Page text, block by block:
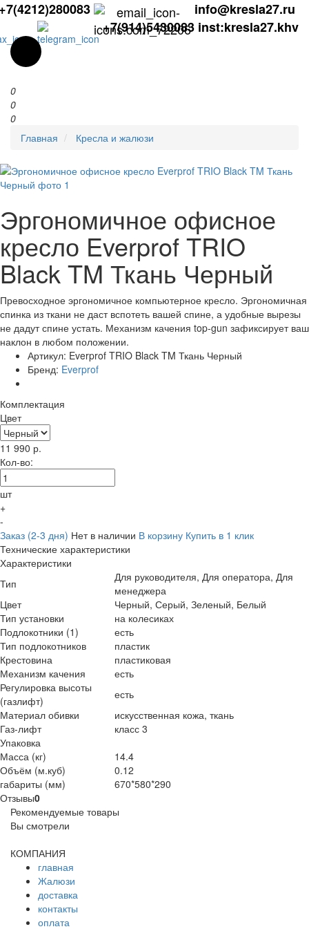
info@kresla27.ru
+7(914)5430083 inst:kresla27.khv
0
0
0
Главная
Кресла и жалюзи
Эргономичное офисное
кресло Everprof TRIO
Black TM Ткань Черный
Превосходное эргономичное компьютерное кресло. Эргономичная
спинка из ткани не даст вспотеть вашей спине, а удобные вырезы
не дадут спине устать. Механизм качения top-gun зафиксирует ваш
наклон в любом положении.
Артикул: Everprof TRIO Black TM Ткань Черный
Бренд: Everprof
Комплектация
Цвет
11 990 р.
Кол-во:
шт
+
-
Заказ (2-3 дня) Нет в наличии В корзину Купить в 1 клик
Технические характеристики
Характеристики
Тип
Для руководителя, Для оператора, Для
менеджера
Цвет
Черный, Серый, Зеленый, Белый
Тип установки
на колесиках
Подлокотники (1)
есть
Тип подлокотников
пластик
Крестовина
пластиковая
Механизм качения
есть
Регулировка высоты
(газлифт)
есть
Материал обивки
искусственная кожа, ткань
Газ-лифт
класс 3
Упаковка
Масса (кг)
14.4
Объём (м.куб)
0.12
габариты (мм)
670*580*290
Отзывы0
Рекомендуемые товары
Вы смотрели
КОМПАНИЯ
главная
Жалюзи
доставка
контакты
оплата